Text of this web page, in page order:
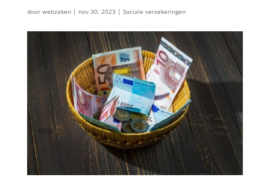
door webzaken| nov 30, 2023 | Sociale verzekeringen